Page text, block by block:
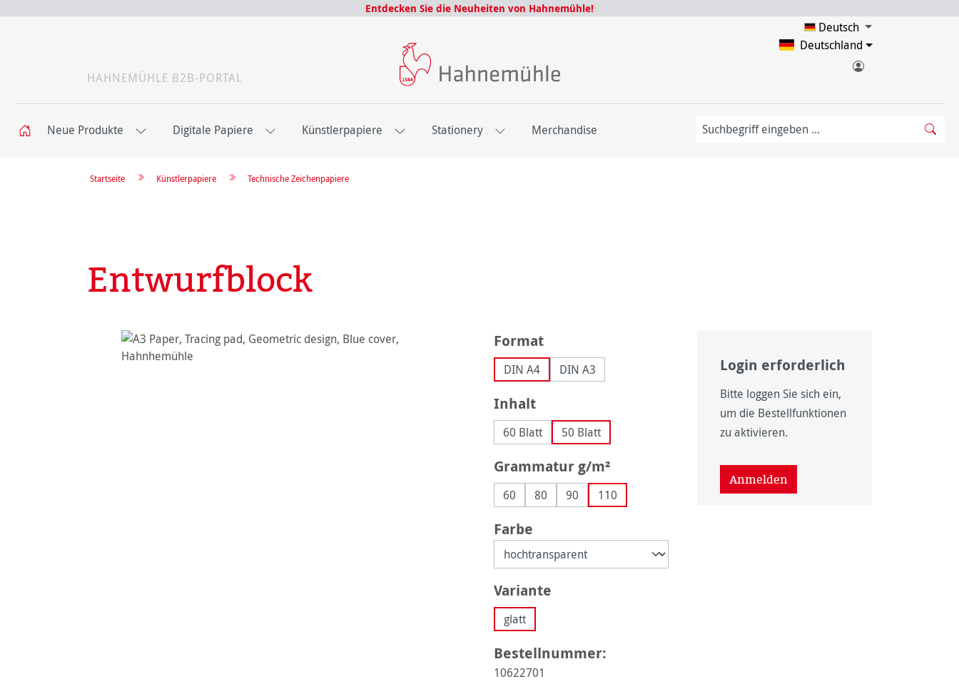
Entdecken Sie die Neuheiten von Hahnemühle!
HAHNEMÜHLE B2B-PORTAL
Deutsch
Deutschland
Neue Produkte Digitale Papiere Künstlerpapiere Stationery Merchandise
Technische Zeichenpapiere
Künstlerpapiere
Startseite
Entwurfblock
Bildergalerie überspringen Formatauswählen
DIN A4 DIN A3
Inhaltauswählen
60 Blatt 50 Blatt
Grammatur g/m²
60 80 90 110
Farbe
Variante
glatt
Bestellnummer:
10622701
Login erforderlich
Bitte loggen Sie sich ein,
um die Bestellfunktionen
zu aktivieren.
Anmelden